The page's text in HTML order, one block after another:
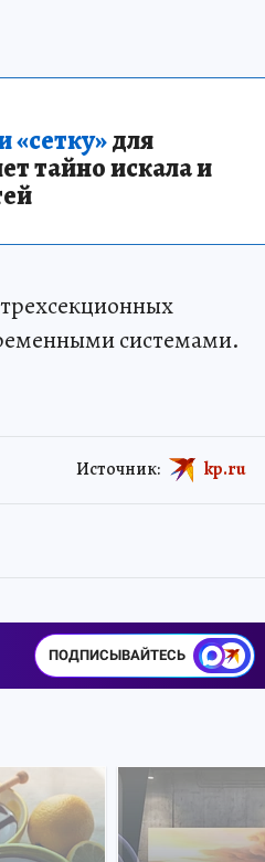
для
тайно искала и
системами.
Источник: kp.ru
ПОДПИСЫВАЙТЕСЬ